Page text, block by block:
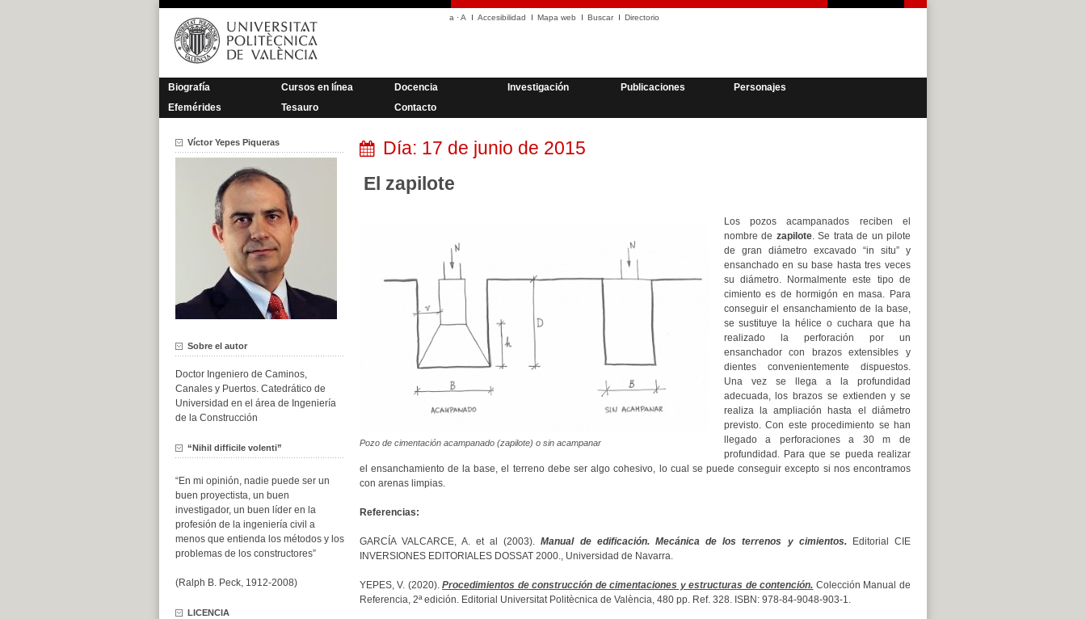
Saltar
contenido
a ·A Accesibilidad Mapa web Buscar Directorio
Biografía Cursos en línea Docencia Investigación Publicaciones
Personajes
Efemérides
Tesauro Contacto
Día: 17 de junio de 2015
El zapilote
Pozo de cimentación acampanado (zapilote) o sin acampanar
Los pozos acampanados reciben el
nombre de zapilote. Se trata de un pilote
de gran diámetro excavado “in situ” y
ensanchado en su base hasta tres veces
su diámetro. Normalmente este tipo de
cimiento es de hormigón en masa. Para
conseguir el ensanchamiento de la base,
se sustituye la hélice o cuchara que ha
realizado la perforación por un
ensanchador con brazos extensibles y
dientes convenientemente dispuestos.
Una vez se llega a la profundidad
adecuada, los brazos se extienden y se
realiza la ampliación hasta el diámetro
previsto. Con este procedimiento se han
llegado a perforaciones a 30 m de
profundidad. Para que se pueda realizar
el ensanchamiento de la base, el terreno debe ser algo cohesivo, lo cual se puede conseguir excepto si nos encontramos
con arenas limpias.
Referencias:
GARCÍA VALCARCE, A. et al (2003).Manual de edificación. Mecánica de los terrenos y cimientos.Editorial CIE
INVERSIONES EDITORIALES DOSSAT 2000., Universidad de Navarra.
YEPES, V. (2020).Procedimientos de construcción de cimentaciones y estructuras de contención. Colección Manual de
Referencia, 2ª edición. Editorial Universitat Politècnica de València, 480 pp. Ref. 328. ISBN: 978-84-9048-903-1.
Víctor Yepes Piqueras
Sobre el autor
Doctor Ingeniero de Caminos,
Canales y Puertos. Catedrático de
Universidad en el área de Ingeniería
de la Construcción
“Nihil difficile volenti”
“En mi opinión, nadie puede ser un
buen proyectista, un buen
investigador, un buen líder en la
profesión de la ingeniería civil a
menos que entienda los métodos y los
problemas de los constructores”
(Ralph B. Peck, 1912-2008)
LICENCIA